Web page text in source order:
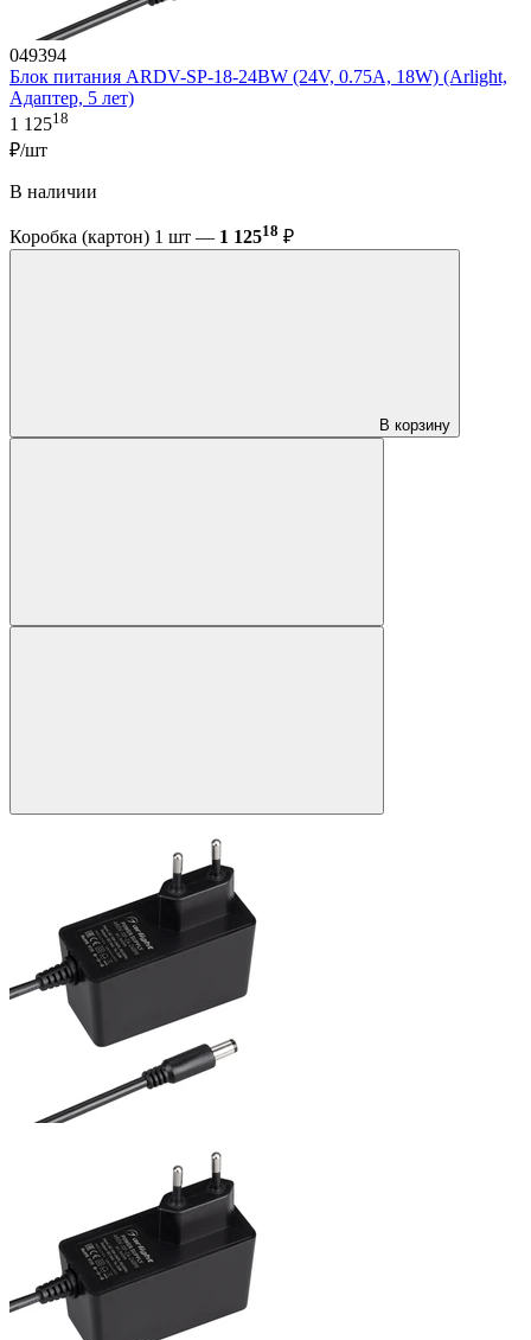
049394
Блок питания ARDV-SP-18-24BW (24V, 0.75A, 18W) (Arlight,
Адаптер, 5 лет)
1 12518
₽/шт
В наличии
Коробка (картон) 1 шт — 1 12518 ₽
В корзину